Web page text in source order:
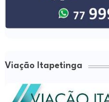
Viação Itapetinga